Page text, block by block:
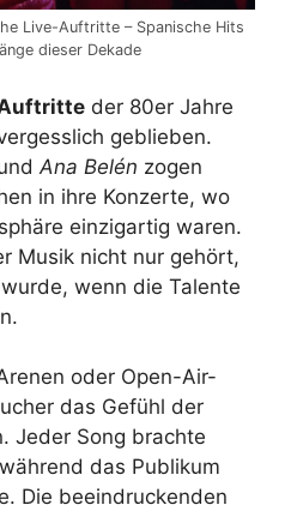
Live-Auftritte – Spanische Hits
dieser Dekade
der 80er Jahre
geblieben.
Ana Belén zogen
in ihre Konzerte, wo
einzigartig waren.
Musik nicht nur gehört,
wenn die Talente
oder Open-Air-
das Gefühl der
Jeder Song brachte
das Publikum
Die beeindruckenden